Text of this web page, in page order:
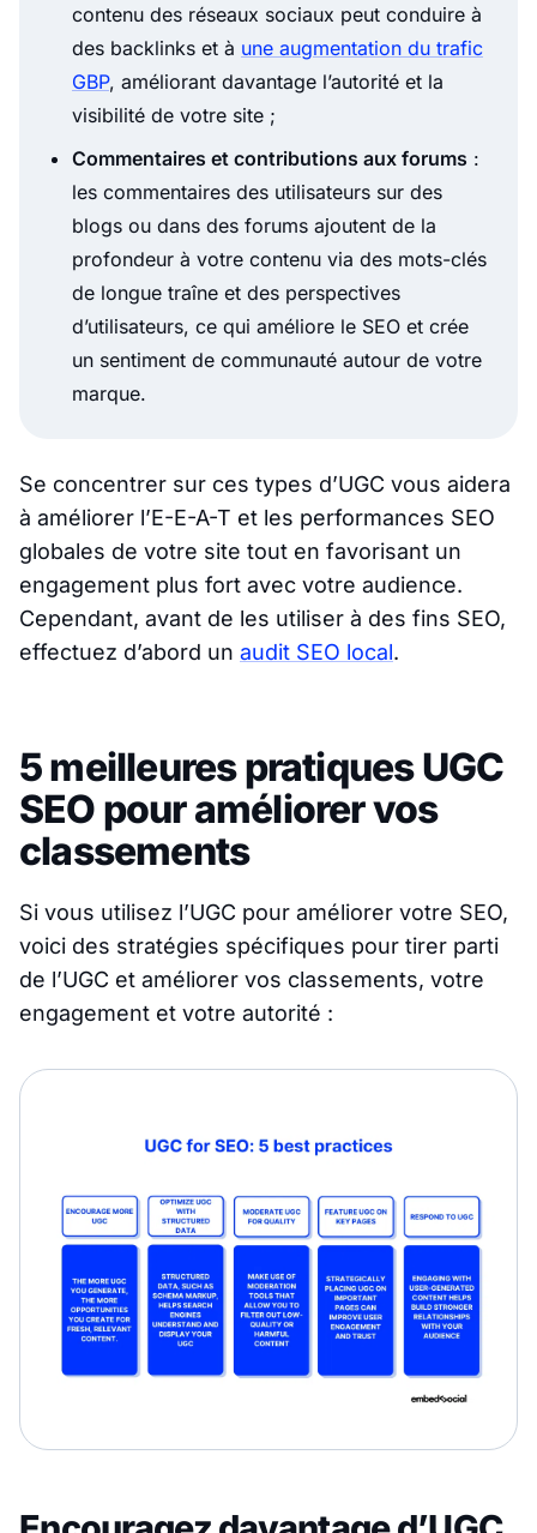
contenu des réseaux sociaux peut conduire à
des backlinks et à une augmentation du trafic
GBP, améliorant davantage l’autorité et la
visibilité de votre site ;
Commentaires et contributions aux forums :
les commentaires des utilisateurs sur des
blogs ou dans des forums ajoutent de la
profondeur à votre contenu via des mots-clés
de longue traîne et des perspectives
d’utilisateurs, ce qui améliore le SEO et crée
un sentiment de communauté autour de votre
marque.
Se concentrer sur ces types d’UGC vous aidera
à améliorer l’E-E-A-T et les performances SEO
globales de votre site tout en favorisant un
engagement plus fort avec votre audience.
Cependant, avant de les utiliser à des fins SEO,
effectuez d’abord un audit SEO local.
5 meilleures pratiques UGC
SEO pour améliorer vos
classements
Si vous utilisez l’UGC pour améliorer votre SEO,
voici des stratégies spécifiques pour tirer parti
de l’UGC et améliorer vos classements, votre
engagement et votre autorité :